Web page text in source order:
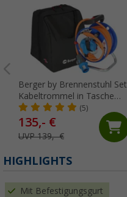
Berger by Brennenstuhl Set
Kabeltrommel in Tasche
Garant mit CEE-
Winkelkupplung und
Schutzkontakt-Kombidose
20 Meter
(5)
135,- €
UVP 139,- €
HIGHLIGHTS
Mit Befestigungsgurt